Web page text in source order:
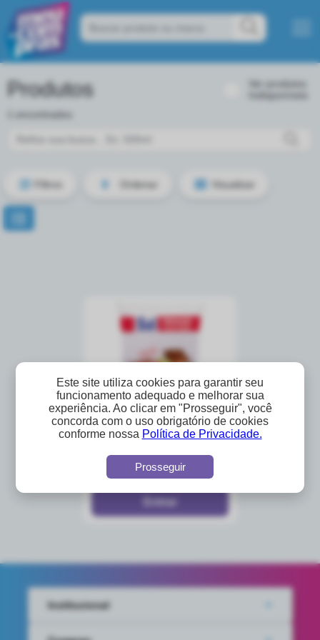
Este site utiliza cookies para garantir seu
funcionamento adequado e melhorar sua
experiência. Ao clicar em "Prosseguir", você
concorda com o uso obrigatório de cookies
conforme nossa Política de Privacidade.
Prosseguir
Produtos
1 encontrados
Ordenar Visualizar
sal grosso salmonete
1kg
A partir de
R$1,71
Institucional